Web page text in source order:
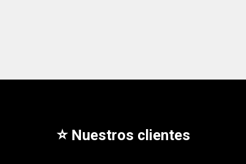
⭐ Nuestros clientes